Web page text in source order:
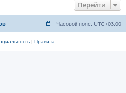
Перейти
Часовой пояс: UTC+03:00
| Правила